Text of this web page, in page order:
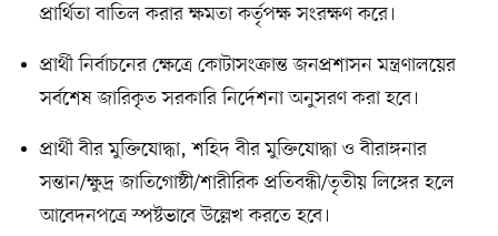
প্রার্থিতা বাতিল করার ক্ষমতা কর্তৃপক্ষ সংরক্ষণ করে।
প্রার্থী নির্বাচনের ক্ষেত্রে কোটাসংক্রান্ত জনপ্রশাসন মন্ত্রণালয়ের
সর্বশেষ জারিকৃত সরকারি নির্দেশনা অনুসরণ করা হবে।
প্রার্থী বীর মুক্তিযোদ্ধা, শহিদ বীর মুক্তিযোদ্ধা ও বীরাঙ্গনার
সন্তান/ক্ষুদ্র জাতিগোষ্ঠী/শারীরিক প্রতিবন্ধী/তৃতীয় লিঙ্গের হলে
আবেদনপত্রে স্পষ্টভাবে উল্লেখ করতে হবে।